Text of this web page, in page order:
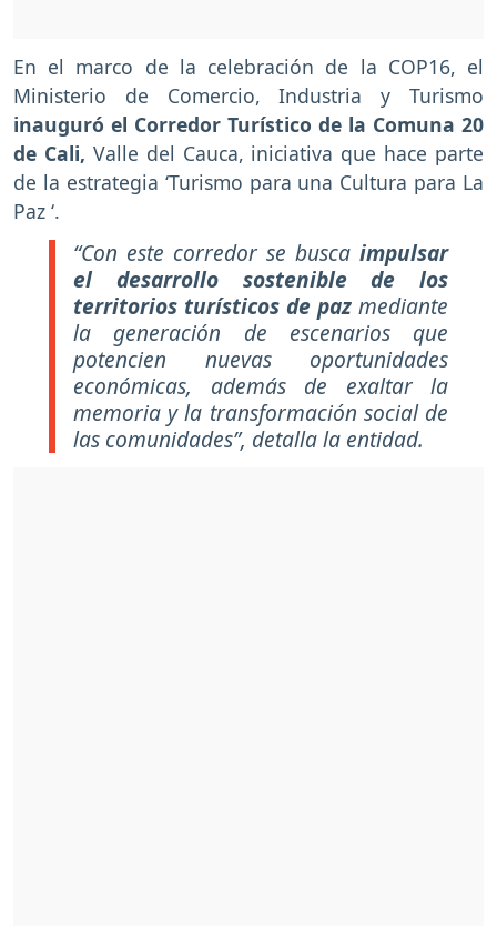
En el marco de la celebración de la COP16, el
Ministerio de Comercio, Industria y Turismo
inauguró el Corredor Turístico de la Comuna 20
de Cali, Valle del Cauca, iniciativa que hace parte
de la estrategia ‘Turismo para una Cultura para La
Paz ‘.
“Con este corredor se busca impulsar
el desarrollo sostenible de los
territorios turísticos de paz mediante
la generación de escenarios que
potencien nuevas oportunidades
económicas, además de exaltar la
memoria y la transformación social de
las comunidades”, detalla la entidad.